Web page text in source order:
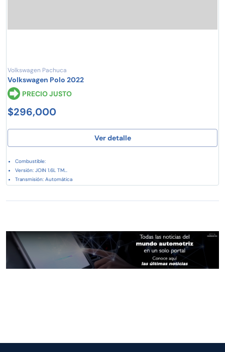
Volkswagen Pachuca
Volkswagen Polo 2022
PRECIO JUSTO
$296,000
Ver detalle
Combustible:
Versión: JOIN 1.6L TM...
Transmisión: Automática